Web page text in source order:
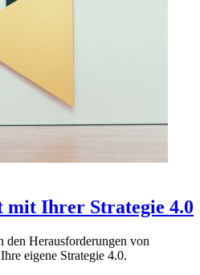
Ihrer Strategie 4.0
den Herausforderungen von
eigene Strategie 4.0.